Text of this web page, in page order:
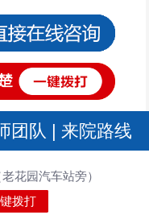
团队 | 来院路线
花园汽车站旁）
拨打